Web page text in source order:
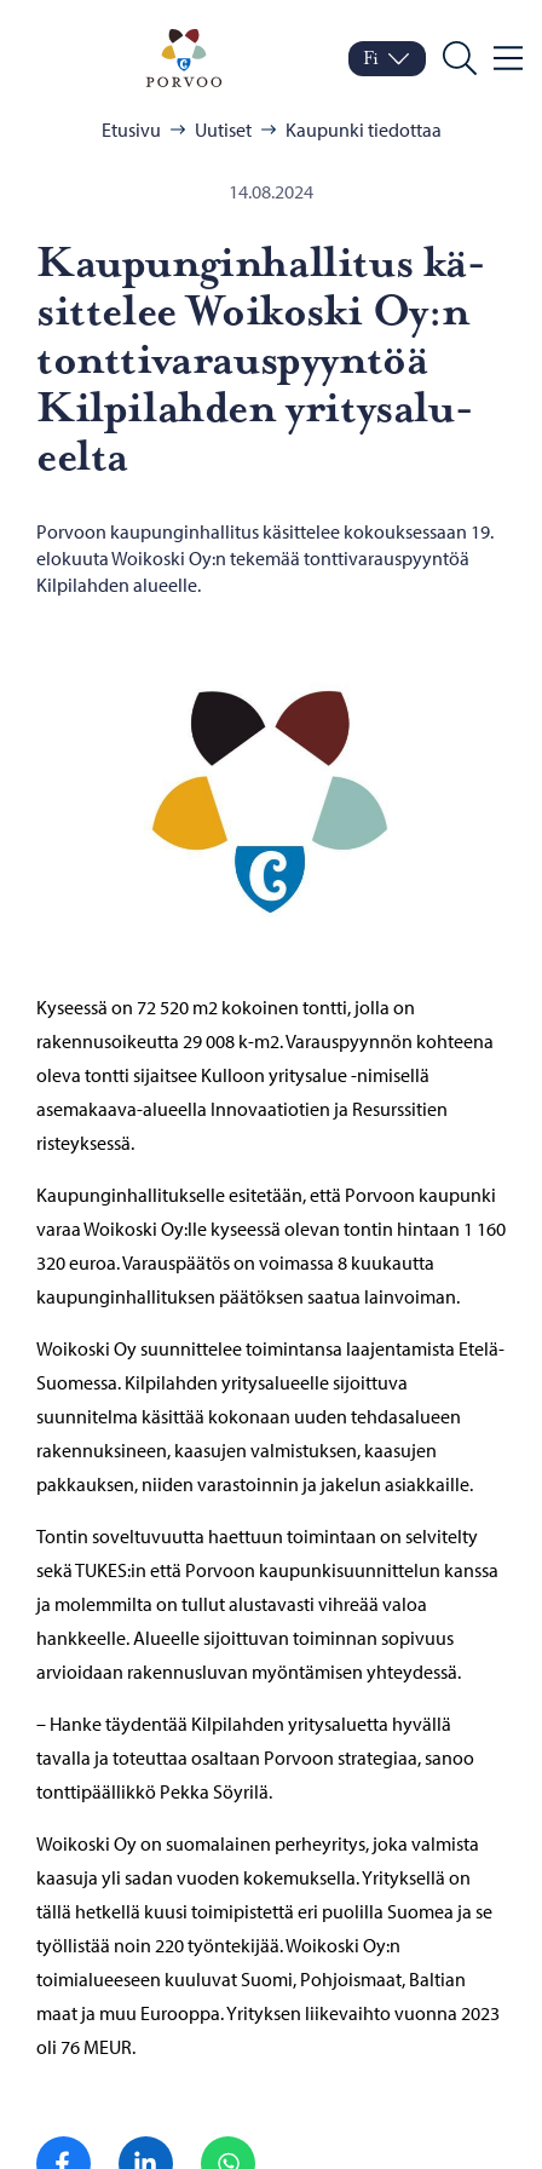
Porvoo – Siirry
Vaihda kieltä
Nykyinen kieli: Suomi
Fi
Hae
Etusivu Uutiset Kaupunki tiedottaa
14.08.2024
Kau­pun­gin­hal­li­tus kä­
sit­te­lee Woikoski Oy:n
tont­ti­va­raus­pyyn­töä
Kil­pi­lah­den yri­ty­sa­lu­
eel­ta
Porvoon kaupunginhallitus käsittelee kokouksessaan 19.
elokuuta Woikoski Oy:n tekemää tonttivarauspyyntöä
Kilpilahden alueelle.
Kyseessä on 72 520 m2 kokoinen tontti, jolla on
rakennusoikeutta 29 008 k-m2. Varauspyynnön kohteena
oleva tontti sijaitsee Kulloon yritysalue -nimisellä
asemakaava-alueella Innovaatiotien ja Resurssitien
risteyksessä.
Kaupunginhallitukselle esitetään, että Porvoon kaupunki
varaa Woikoski Oy:lle kyseessä olevan tontin hintaan 1 160
320 euroa. Varauspäätös on voimassa 8 kuukautta
kaupunginhallituksen päätöksen saatua lainvoiman.
Woikoski Oy suunnittelee toimintansa laajentamista Etelä-
Suomessa. Kilpilahden yritysalueelle sijoittuva
suunnitelma käsittää kokonaan uuden tehdasalueen
rakennuksineen, kaasujen valmistuksen, kaasujen
pakkauksen, niiden varastoinnin ja jakelun asiakkaille.
Tontin soveltuvuutta haettuun toimintaan on selvitelty
sekä TUKES:in että Porvoon kaupunkisuunnittelun kanssa
ja molemmilta on tullut alustavasti vihreää valoa
hankkeelle. Alueelle sijoittuvan toiminnan sopivuus
arvioidaan rakennusluvan myöntämisen yhteydessä.
– Hanke täydentää Kilpilahden yritysaluetta hyvällä
tavalla ja toteuttaa osaltaan Porvoon strategiaa, sanoo
tonttipäällikkö Pekka Söyrilä.
Woikoski Oy on suomalainen perheyritys, joka valmista
kaasuja yli sadan vuoden kokemuksella. Yrityksellä on
tällä hetkellä kuusi toimipistettä eri puolilla Suomea ja se
työllistää noin 220 työntekijää. Woikoski Oy:n
toimialueeseen kuuluvat Suomi, Pohjoismaat, Baltian
maat ja muu Eurooppa. Yrityksen liikevaihto vuonna 2023
oli 76 MEUR.
Jaa FacebookJaa LinkedIn